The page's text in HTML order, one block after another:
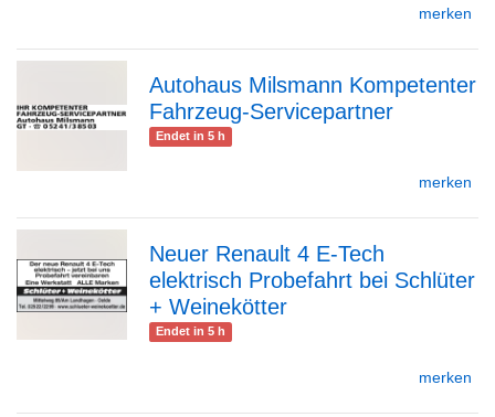
merken
Autohaus Milsmann Kompetenter
Fahrzeug-Servicepartner
Endet in 5 h
merken
zur
Neuer Renault 4 E-Tech
elektrisch Probefahrt bei Schlüter
+ Weinekötter
Endet in 5 h
merken